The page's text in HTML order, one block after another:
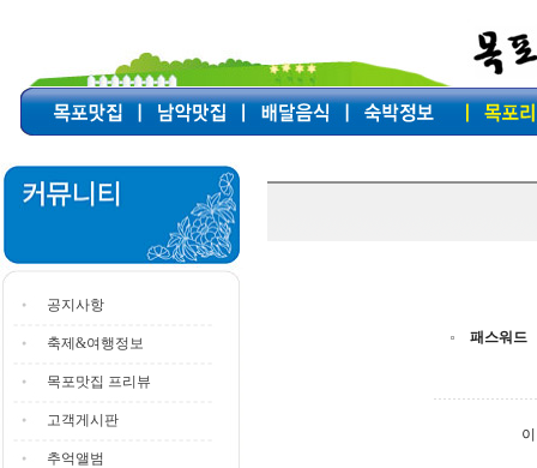
공지사항
축제&여행정보
목포맛집 프리뷰
고객게시판
추억앨범
패스워드